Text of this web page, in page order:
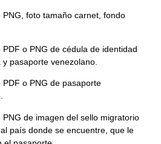
PNG, foto tamaño carnet, fondo
PDF o PNG de cédula de identidad
pasaporte venezolano.
PDF o PNG de pasaporte
PNG de imagen del sello migratorio
país donde se encuentre, que le